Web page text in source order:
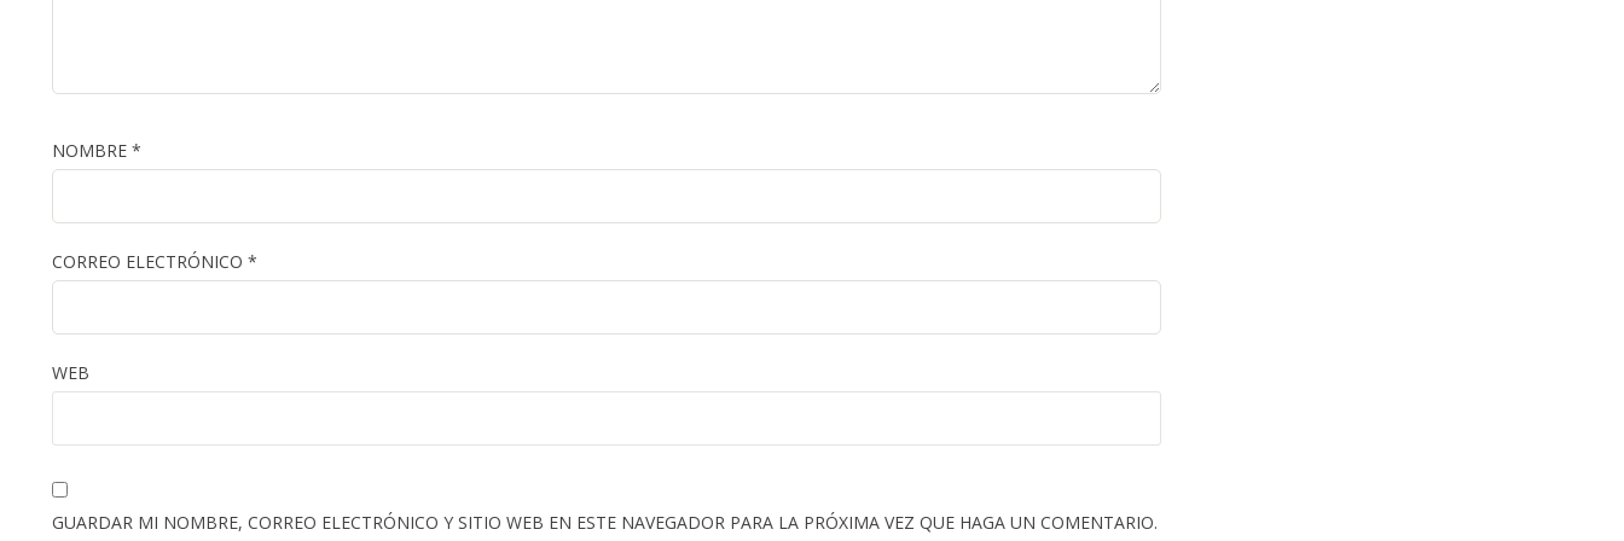
NOMBRE *
CORREO ELECTRÓNICO *
WEB
GUARDAR MI NOMBRE, CORREO ELECTRÓNICO Y SITIO WEB EN ESTE NAVEGADOR PARA LA PRÓXIMA VEZ QUE HAGA UN COMENTARIO.